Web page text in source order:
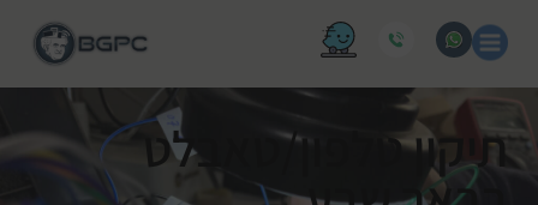
תיקון טלפון/טאבלט